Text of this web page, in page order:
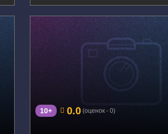
г. Екатеринбург, улица Сулимова, 50
10+ 0.0 (оценок - 0)